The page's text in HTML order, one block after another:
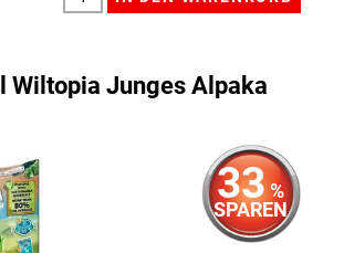
Wiltopia Junges Alpaka
33 %
SPAREN